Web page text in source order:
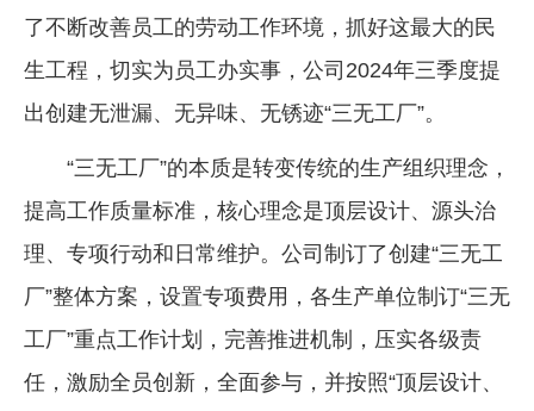
了不断改善员工的劳动工作环境，抓好这最大的民
生工程，切实为员工办实事，公司2024年三季度提
出创建无泄漏、无异味、无锈迹“三无工厂”。
“三无工厂”的本质是转变传统的生产组织理念，
提高工作质量标准，核心理念是顶层设计、源头治
理、专项行动和日常维护。公司制订了创建“三无工
厂”整体方案，设置专项费用，各生产单位制订“三无
工厂”重点工作计划，完善推进机制，压实各级责
任，激励全员创新，全面参与，并按照“顶层设计、